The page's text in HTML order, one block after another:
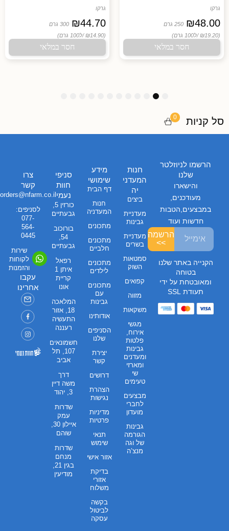
גרקו
₪48.00
250 גרם
(₪19.20 /
ל100 גרם)
חסר במלאי
גרקו
₪44.70
300 גרם
(₪14.90 /
ל100 גרם)
חסר במלאי
סל קניות 0
חנות
המעדני
יה
ביצים
מעדניית
גבינות
מעדניית
בשרים
סמטאות
השוק
קפואים
מזווה
משקאות
מגשי
אירוח,
פלטות
גבינות
ומעדנים
ומארזי
שי
טעימים
מבצעים
לחברי
מועדון
גבינות
הגורמה
של וגה
מנצ’ה
מידע
שימושי
דף הבית
חנות
המעדניה
מתכונים
מתכונים
חלביים
מתכונים
לילדים
מתכונים
עם
גבינות
אודותינו
הסניפים
שלנו
יצירת
קשר
דרושים
הצהרת
נגישות
מדיניות
פרטיות
תנאי
שימוש
אזור אישי
בדיקת
אזורי
משלוח
בקשה
לביטול
עסקה
סניפי
חוות
נעמי
כורזין 5,
גבעתיים
בורוכוב
54,
גבעתיים
רפאל
איתן 1
קריית
אונו
המלאכה
18, אזור
התעשיה
רעננה
חשמונאים
107, תל
אביב
דרך
משה דיין
3, יהוד
שדרות
עמק
שוהם
שדרות
מנחם
מודיעין
צרו
קשר
orders@nfarm.co.il
לסניפים:
077-
564-
0445
שירות
לקוחות
והזמנות
עקבו
אחרינו
הרשמו לניוזלטר
שלנו
והישארו
מעודכנים,
במבצעים,הטבות
חדשות ועוד
הרשמה
>>
הקנייה באתר שלנו
בטוחה
ומאובטחת על ידי
תעודת SSL